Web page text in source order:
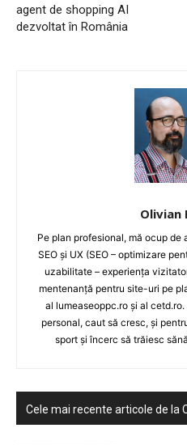
agent de shopping AI
dezvoltat în România
Olivian
Pe plan profesional, mă ocup
SEO și UX (SEO – optimizare
uzabilitate – experiența
mentenanță pentru site-uri pe
al lumeaseoppc.ro și al
personal, caut să cresc, și
sport și încerc să trăiesc
Cele mai recente articole de la